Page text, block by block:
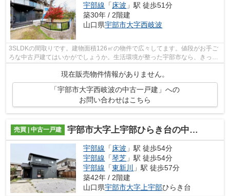
宇部線 「 床波 」駅 徒歩51分
築30年 / 2階建
山口県宇部市大字西岐波
3SLDKの間取りです。建物面積126㎡の物件で広々してます。値段がお手ご
ろな中古戸建てはいかがでしょうか。生活環境が整った宇部市なら、きっと
現在販売物件情報がありません。
「宇部市大字西岐波の中古一戸建」への
お問い合わせはこちら
売買 | 中古一戸建 宇部市大字上宇部ひらき台の中古一戸建
宇部線 「床波 」駅 徒歩54分
宇部線 「琴芝 」駅 徒歩54分
宇部線 「東新川
」駅 徒歩57分
築42年 / 2階建
山口県宇部市大字上宇部ひらき台